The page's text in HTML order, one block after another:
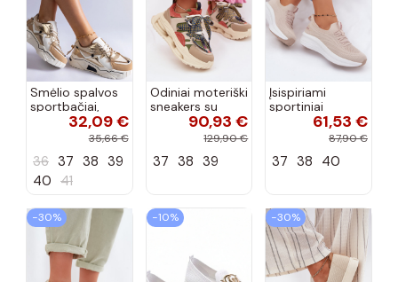
Smėlio spalvos
sportbačiai,
dekoruoti Valdez
cirkonio virvele
32,09 €
35,66 €
36 37 38 39
40 41
Odiniai moteriški
sneakers su
platforma D&A
CR61-3133
90,93 €
129,90 €
37 38 39
Įsispiriami
sportiniai
bateliai Kobbo
102425 smėlio
61,53 €
87,90 €
37 38 40
−30% −10% −30%